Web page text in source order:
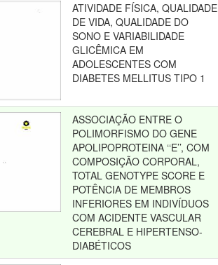
ATIVIDADE FÍSICA, QUALIDADE
DE VIDA, QUALIDADE DO
SONO E VARIABILIDADE
GLICÊMICA EM
ADOLESCENTES COM
DIABETES MELLITUS TIPO 1
ASSOCIAÇÃO ENTRE O
POLIMORFISMO DO GENE
APOLIPOPROTEINA ‘‘E’’, COM
COMPOSIÇÃO CORPORAL,
TOTAL GENOTYPE SCORE E
POTÊNCIA DE MEMBROS
INFERIORES EM INDIVÍDUOS
COM ACIDENTE VASCULAR
CEREBRAL E HIPERTENSO-
DIABÉTICOS